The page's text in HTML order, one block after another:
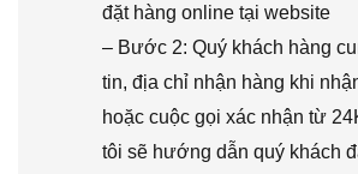
đặt hàng online tại website
– Bước 2: Quý khách hàng
tin, địa chỉ nhận hàng khi
hoặc cuộc gọi xác nhận từ
tôi sẽ hướng dẫn quý khách